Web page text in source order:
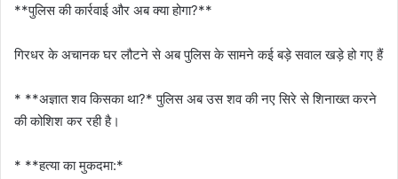
**पुलिस की कार्रवाई और अब क्या होगा?**
गिरधर के अचानक घर लौटने से अब पुलिस के सामने कई बड़े सवाल खड़े हो गए हैं
* **अज्ञात शव किसका था?* पुलिस अब उस शव की नए सिरे से शिनाख्त करने
की कोशिश कर रही है।
* **हत्या का मुकदमा:*